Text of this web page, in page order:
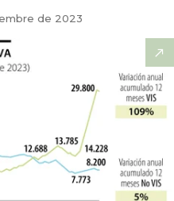
de 2023